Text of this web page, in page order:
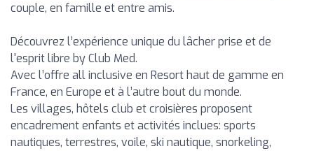
couple, en famille et entre amis.
Découvrez l’expérience unique du lâcher prise et de
l'esprit libre by Club Med.
Avec l’offre all inclusive en Resort haut de gamme en
France, en Europe et à l’autre bout du monde.
Les villages, hôtels club et croisières proposent
encadrement enfants et activités inclues: sports
nautiques, terrestres, voile, ski nautique, snorkeling,